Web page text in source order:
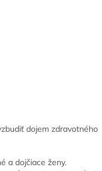
dojem zdravotného
a dojčiace ženy.